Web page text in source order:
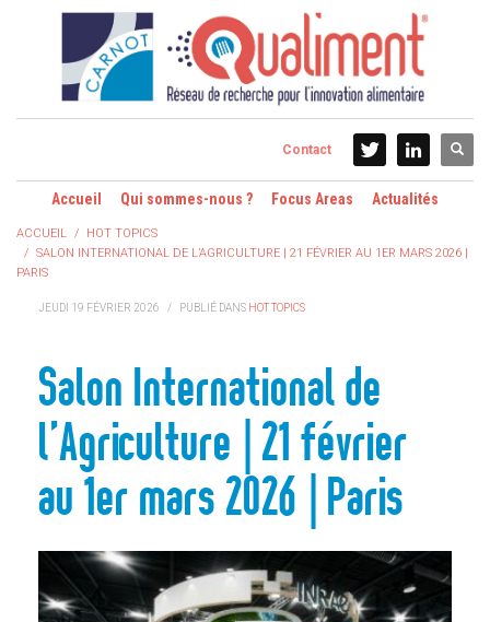
Contact
Accueil Qui sommes-nous ? Focus Areas Actualités
ACCUEIL
HOT TOPICS
SALON INTERNATIONAL DE L’AGRICULTURE | 21 FÉVRIER AU 1ER MARS 2026 |
PARIS
JEUDI 19 FÉVRIER 2026 / PUBLIÉ DANS HOT TOPICS
Salon International de
l’Agriculture | 21 février
au 1er mars 2026 | Paris